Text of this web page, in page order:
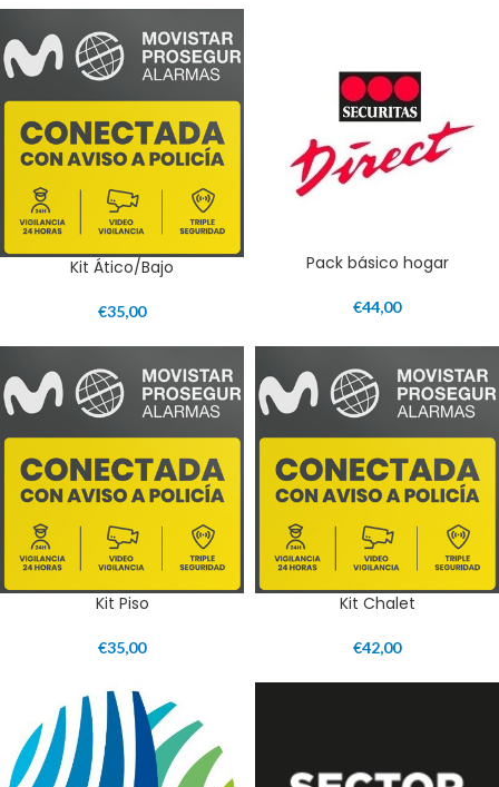
Kit Ático/Bajo
€35,00
Pack básico hogar
€44,00
Kit Piso
€35,00
Kit Chalet
€42,00